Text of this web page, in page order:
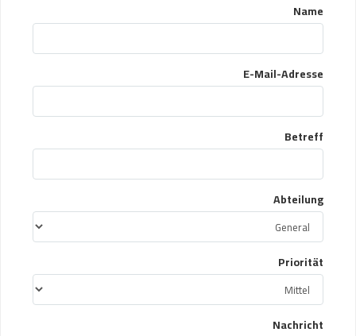
Name
E-Mail-Adresse
Betreff
Abteilung
Priorität
Nachricht